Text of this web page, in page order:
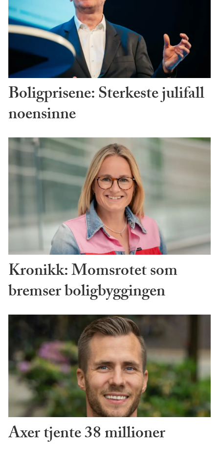
Boligprisene: Sterkeste julifall
noensinne
Kronikk: Momsrotet som
bremser boligbyggingen
Axer tjente 38 millioner